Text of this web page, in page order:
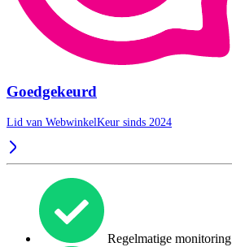
Goedgekeurd
Lid van WebwinkelKeur sinds 2024
Regelmatige monitoring